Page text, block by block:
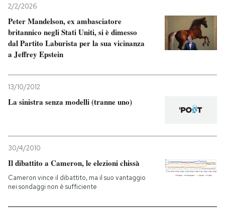
2/2/2026
Peter Mandelson, ex ambasciatore
britannico negli Stati Uniti, si è dimesso
dal Partito Laburista per la sua vicinanza
a Jeffrey Epstein
13/10/2012
La sinistra senza modelli (tranne uno)
30/4/2010
Il dibattito a Cameron, le elezioni chissà
Cameron vince il dibattito, ma il suo vantaggio
nei sondaggi non è sufficiente